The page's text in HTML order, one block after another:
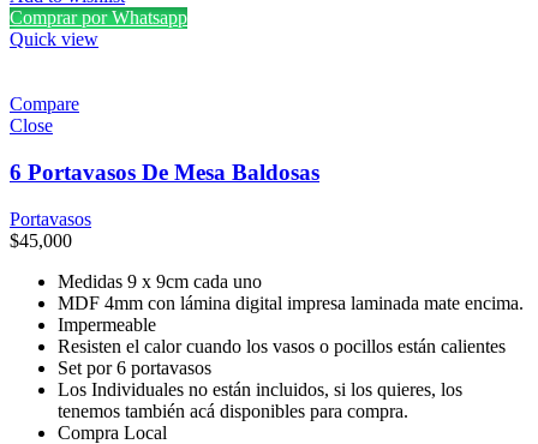
Comprar por Whatsapp
Quick view
Compare
Close
6 Portavasos De Mesa Baldosas
Portavasos
$45,000
Medidas 9 x 9cm cada uno
MDF 4mm con lámina digital impresa laminada mate encima.
Impermeable
Resisten el calor cuando los vasos o pocillos están calientes
Set por 6 portavasos
Los Individuales no están incluidos, si los quieres, los
tenemos también acá disponibles para compra.
Compra Local